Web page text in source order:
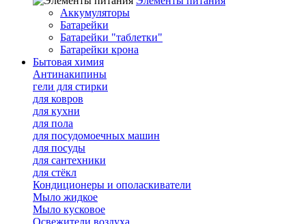
Аккумуляторы
Батарейки
Батарейки "таблетки"
Батарейки крона
Бытовая химия
Антинакипины
гели для стирки
для ковров
для кухни
для пола
для посудомоечных машин
для посуды
для сантехники
для стёкл
Кондиционеры и ополаскиватели
Мыло жидкое
Мыло кусковое
Освежители воздуха